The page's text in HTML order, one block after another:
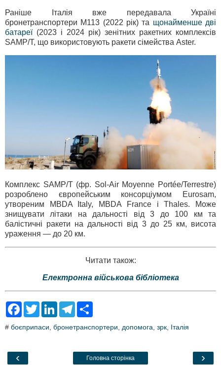
Раніше Італія вже передавала Україні
бронетранспортери М113 (2022 рік) та щонайменше дві
батареї(2023 і 2024 рік) зенітних ракетних комплексів
SAMP/T, що використовують ракети сімейства Aster.
Комплекс SAMP/T (фр. Sol-Air Moyenne Portée/Terrestre)
розроблено європейським консорціумом Eurosam,
утвореним MBDA Italy, MBDA France і Thales. Може
знищувати літаки на дальності від 3 до 100 км та
балістичні ракети на дальності від 3 до 25 км, висота
ураження — до 20 км.
Читати також:
Електронна військова бібліотека
F
e
o
T
t
L
k
T
e
a
r
# боєприпаси, бронетранспортери, допомога, зрк, Італія
‹ ›
Головна сторінка